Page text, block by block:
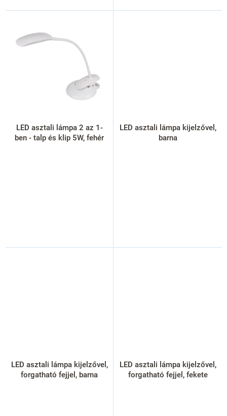
LED asztali lámpa 2 az 1-
ben - talp és klip 5W, fehér
LED asztali lámpa kijelzővel,
barna
LED asztali lámpa kijelzővel,
forgatható fejjel, barna
LED asztali lámpa kijelzővel,
forgatható fejjel, fekete